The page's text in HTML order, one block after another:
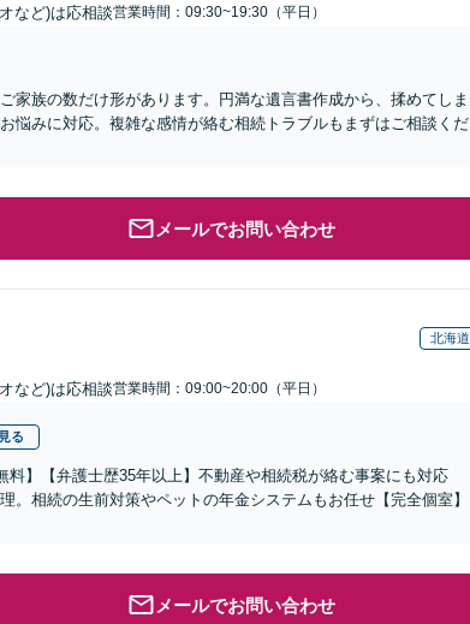
など)は応相談営業時間：09:30~19:30（平日）
家族の数だけ形があります。円満な遺言書作成から、揉めてしま
悩みに対応。複雑な感情が絡む相続トラブルもまずはご相談くだ
メールでお問い合わせ
北海道
など)は応相談営業時間：09:00~20:00（平日）
る
】【弁護士歴35年以上】不動産や相続税が絡む事案にも対応
相続の生前対策やペットの年金システムもお任せ【完全個室】
メールでお問い合わせ